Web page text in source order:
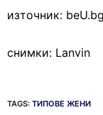
източник: beU.bg
снимки: Lanvin
TAGS: ТИПОВЕ ЖЕНИ